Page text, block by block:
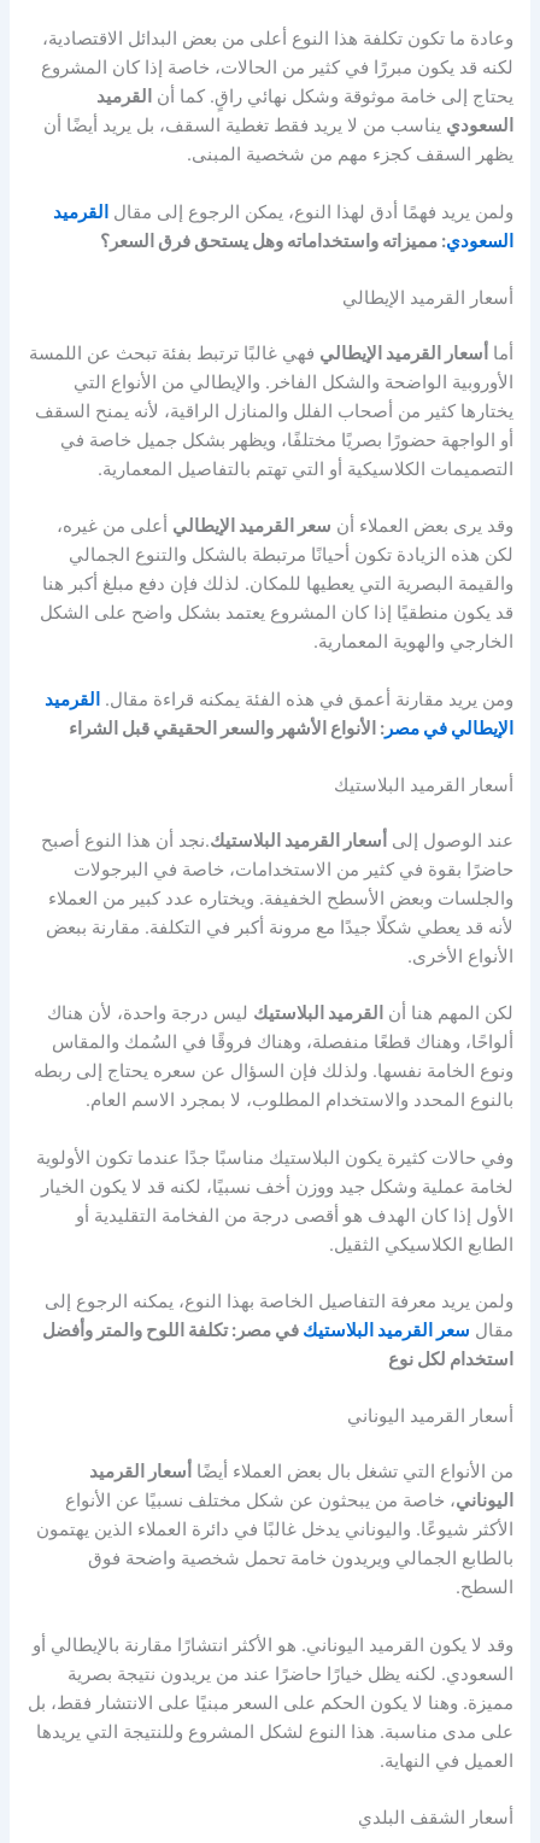
وعادة ما تكون تكلفة هذا النوع أعلى من بعض البدائل الاقتصادية،
لكنه قد يكون مبررًا في كثير من الحالات، خاصة إذا كان المشروع
يحتاج إلى خامة موثوقة وشكل نهائي راقٍ. كما أن القرميد
السعودي يناسب من لا يريد فقط تغطية السقف، بل يريد أيضًا أن
يظهر السقف كجزء مهم من شخصية المبنى.
ولمن يريد فهمًا أدق لهذا النوع، يمكن الرجوع إلى مقال القرميد
السعودي: مميزاته واستخداماته وهل يستحق فرق السعر؟
أسعار القرميد الإيطالي
أما أسعار القرميد الإيطالي فهي غالبًا ترتبط بفئة تبحث عن اللمسة
الأوروبية الواضحة والشكل الفاخر. والإيطالي من الأنواع التي
يختارها كثير من أصحاب الفلل والمنازل الراقية، لأنه يمنح السقف
أو الواجهة حضورًا بصريًا مختلفًا، ويظهر بشكل جميل خاصة في
التصميمات الكلاسيكية أو التي تهتم بالتفاصيل المعمارية.
وقد يرى بعض العملاء أن سعر القرميد الإيطالي أعلى من غيره،
لكن هذه الزيادة تكون أحيانًا مرتبطة بالشكل والتنوع الجمالي
والقيمة البصرية التي يعطيها للمكان. لذلك فإن دفع مبلغ أكبر هنا
قد يكون منطقيًا إذا كان المشروع يعتمد بشكل واضح على الشكل
الخارجي والهوية المعمارية.
ومن يريد مقارنة أعمق في هذه الفئة يمكنه قراءة مقال. القرميد
الإيطالي في مصر: الأنواع الأشهر والسعر الحقيقي قبل الشراء
أسعار القرميد البلاستيك
عند الوصول إلى أسعار القرميد البلاستيك.نجد أن هذا النوع أصبح
حاضرًا بقوة في كثير من الاستخدامات، خاصة في البرجولات
والجلسات وبعض الأسطح الخفيفة. ويختاره عدد كبير من العملاء
لأنه قد يعطي شكلًا جيدًا مع مرونة أكبر في التكلفة. مقارنة ببعض
الأنواع الأخرى.
لكن المهم هنا أن القرميد البلاستيك ليس درجة واحدة، لأن هناك
ألواحًا، وهناك قطعًا منفصلة، وهناك فروقًا في السُمك والمقاس
ونوع الخامة نفسها. ولذلك فإن السؤال عن سعره يحتاج إلى ربطه
بالنوع المحدد والاستخدام المطلوب، لا بمجرد الاسم العام.
وفي حالات كثيرة يكون البلاستيك مناسبًا جدًا عندما تكون الأولوية
لخامة عملية وشكل جيد ووزن أخف نسبيًا، لكنه قد لا يكون الخيار
الأول إذا كان الهدف هو أقصى درجة من الفخامة التقليدية أو
الطابع الكلاسيكي الثقيل.
ولمن يريد معرفة التفاصيل الخاصة بهذا النوع، يمكنه الرجوع إلى
مقال سعر القرميد البلاستيك في مصر: تكلفة اللوح والمتر وأفضل
استخدام لكل نوع
أسعار القرميد اليوناني
من الأنواع التي تشغل بال بعض العملاء أيضًا أسعار القرميد
اليوناني، خاصة من يبحثون عن شكل مختلف نسبيًا عن الأنواع
الأكثر شيوعًا. واليوناني يدخل غالبًا في دائرة العملاء الذين يهتمون
بالطابع الجمالي ويريدون خامة تحمل شخصية واضحة فوق
السطح.
وقد لا يكون القرميد اليوناني. هو الأكثر انتشارًا مقارنة بالإيطالي أو
السعودي. لكنه يظل خيارًا حاضرًا عند من يريدون نتيجة بصرية
مميزة. وهنا لا يكون الحكم على السعر مبنيًا على الانتشار فقط، بل
على مدى مناسبة. هذا النوع لشكل المشروع وللنتيجة التي يريدها
العميل في النهاية.
أسعار الشقف البلدي